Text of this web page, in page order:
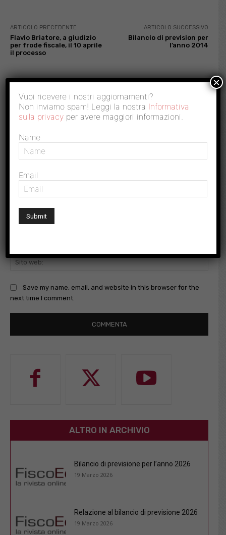
ARTICOLO PRECEDENTE
Flavio Briatore, a giudizio
per frode fiscale, il 10 aprile
il processo
ARTICOLO SUCCESSIVO
Bilancio di prevision per
l’anno 2014
Commento:
Sito
Save my name, email, and website in this browser for the
next time I comment.
ALTRO IN ARCHIVIO
Bilancio di previsione per l’anno 2026
19 Marzo 2026
Relazione al bilancio di previsione 2026
19 Marzo 2026
Vuoi ricevere i nostri aggiornamenti?
Non inviamo spam! Leggi la nostra Informativa
sulla privacy per avere maggiori informazioni.
Name
Email
×